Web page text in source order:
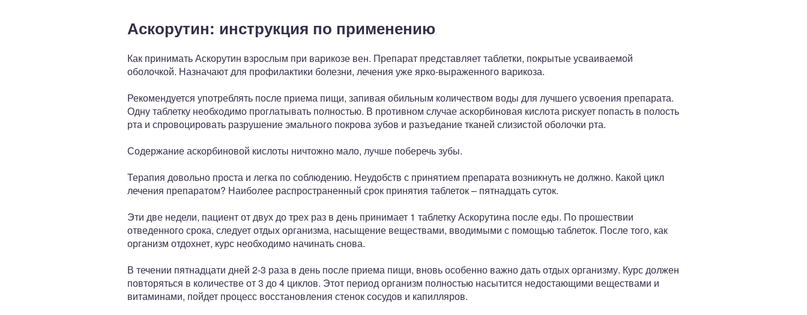
Аскорутин: инструкция по применению
Как принимать Аскорутин взрослым при варикозе вен. Препарат представляет таблетки, покрытые усваиваемой
оболочкой. Назначают для профилактики болезни, лечения уже ярко-выраженного варикоза.
Рекомендуется употреблять после приема пищи, запивая обильным количеством воды для лучшего усвоения препарата.
Одну таблетку необходимо проглатывать полностью. В противном случае аскорбиновая кислота рискует попасть в полость
рта и спровоцировать разрушение эмального покрова зубов и разъедание тканей слизистой оболочки рта.
Содержание аскорбиновой кислоты ничтожно мало, лучше поберечь зубы.
Терапия довольно проста и легка по соблюдению. Неудобств с принятием препарата возникнуть не должно. Какой цикл
лечения препаратом? Наиболее распространенный срок принятия таблеток – пятнадцать суток.
Эти две недели, пациент от двух до трех раз в день принимает 1 таблетку Аскорутина после еды. По прошествии
отведенного срока, следует отдых организма, насыщение веществами, вводимыми с помощью таблеток. После того, как
организм отдохнет, курс необходимо начинать снова.
В течении пятнадцати дней 2-3 раза в день после приема пищи, вновь особенно важно дать отдых организму. Курс должен
повторяться в количестве от 3 до 4 циклов. Этот период организм полностью насытится недостающими веществами и
витаминами, пойдет процесс восстановления стенок сосудов и капилляров.